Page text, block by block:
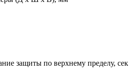
защиты по верхнему пределу, сек